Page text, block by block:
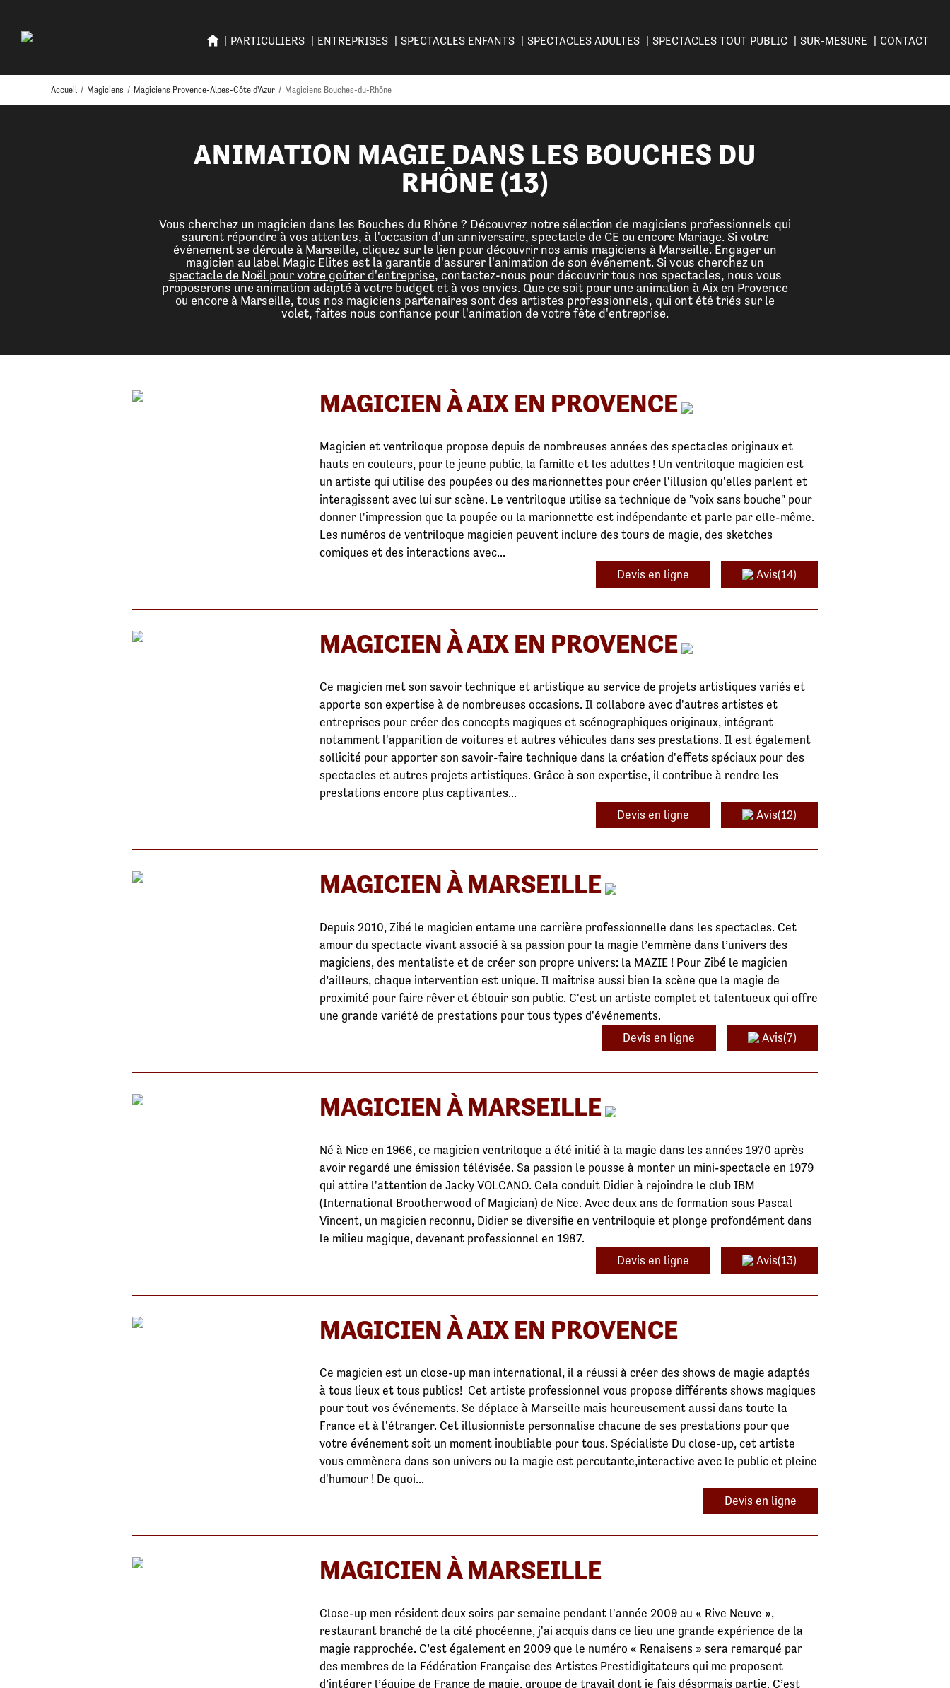
PARTICULIERS ENTREPRISES SPECTACLES ENFANTS SPECTACLES ADULTES SPECTACLES TOUT PUBLIC SUR-MESURE CONTACT
Accueil / Magiciens / Magiciens Provence-Alpes-Côte d'Azur / Magiciens Bouches-du-Rhône
ANIMATION MAGIE DANS LES BOUCHES DU
RHÔNE (13)
Vous cherchez un magicien dans les Bouches du Rhône ? Découvrez notre sélection de magiciens professionnels qui
sauront répondre à vos attentes, à l'occasion d'un anniversaire, spectacle de CE ou encore Mariage. Si votre
événement se déroule à Marseille, cliquez sur le lien pour découvrir nos amis magiciens à Marseille. Engager un
magicien au label Magic Elites est la garantie d'assurer l'animation de son événement. Si vous cherchez un
spectacle de Noël pour votre goûter d'entreprise, contactez-nous pour découvrir tous nos spectacles, nous vous
proposerons une animation adapté à votre budget et à vos envies. Que ce soit pour uneanimation à Aix en Provence
ou encore à Marseille, tous nos magiciens partenaires sont des artistes professionnels, qui ont été triés sur le
volet, faites nous confiance pour l'animation de votre fête d'entreprise.
MAGICIEN À AIX EN PROVENCE
Magicien et ventriloque propose depuis de nombreuses années des spectacles originaux et
hauts en couleurs, pour le jeune public, la famille et les adultes ! Un ventriloque magicien est
un artiste qui utilise des poupées ou des marionnettes pour créer l'illusion qu'elles parlent et
interagissent avec lui sur scène. Le ventriloque utilise sa technique de "voix sans bouche" pour
donner l'impression que la poupée ou la marionnette est indépendante et parle par elle-même.
Les numéros de ventriloque magicien peuvent inclure des tours de magie, des sketches
comiques et des interactions avec...
Devis en ligne
Avis(14)
MAGICIEN À AIX EN PROVENCE
Ce magicien met son savoir technique et artistique au service de projets artistiques variés et
apporte son expertise à de nombreuses occasions. Il collabore avec d'autres artistes et
entreprises pour créer des concepts magiques et scénographiques originaux, intégrant
notamment l'apparition de voitures et autres véhicules dans ses prestations. Il est également
sollicité pour apporter son savoir-faire technique dans la création d'effets spéciaux pour des
spectacles et autres projets artistiques. Grâce à son expertise, il contribue à rendre les
prestations encore plus captivantes...
Devis en ligne
Avis(12)
MAGICIEN À MARSEILLE
Depuis 2010, Zibé le magicien entame une carrière professionnelle dans les spectacles. Cet
amour du spectacle vivant associé à sa passion pour la magie l’emmène dans l’univers des
magiciens, des mentaliste et de créer son propre univers: la MAZIE ! Pour Zibé le magicien
d’ailleurs, chaque intervention est unique. Il maîtrise aussi bien la scène que la magie de
proximité pour faire rêver et éblouir son public. C'est un artiste complet et talentueux qui offre
une grande variété de prestations pour tous types d'événements.
Devis en ligne
Avis(7)
MAGICIEN À MARSEILLE
Né à Nice en 1966, ce magicien ventriloque a été initié à la magie dans les années 1970 après
avoir regardé une émission télévisée. Sa passion le pousse à monter un mini-spectacle en 1979
qui attire l'attention de Jacky VOLCANO. Cela conduit Didier à rejoindre le club IBM
(International Brootherwood of Magician) de Nice. Avec deux ans de formation sous Pascal
Vincent, un magicien reconnu, Didier se diversifie en ventriloquie et plonge profondément dans
le milieu magique, devenant professionnel en 1987.
Devis en ligne
Avis(13)
MAGICIEN À AIX EN PROVENCE
Ce magicien est un close-up man international, il a réussi à créer des shows de magie adaptés
à tous lieux et tous publics! Cet artiste professionnel vous propose différents shows magiques
pour tout vos événements. Se déplace à Marseille mais heureusement aussi dans toute la
France et à l'étranger. Cet illusionniste personnalise chacune de ses prestations pour que
votre événement soit un moment inoubliable pour tous. Spécialiste Du close-up, cet artiste
vous emmènera dans son univers ou la magie est percutante,interactive avec le public et pleine
d'humour ! De quoi...
Devis en ligne
MAGICIEN À MARSEILLE
Close-up men résident deux soirs par semaine pendant l'année 2009 au « Rive Neuve »,
restaurant branché de la cité phocéenne, j'ai acquis dans ce lieu une grande expérience de la
magie rapprochée. C’est également en 2009 que le numéro « Renaisens » sera remarqué par
des membres de la Fédération Française des Artistes Prestidigitateurs qui me proposent
d’intégrer l’équipe de France de magie, groupe de travail dont je fais désormais partie. C’est